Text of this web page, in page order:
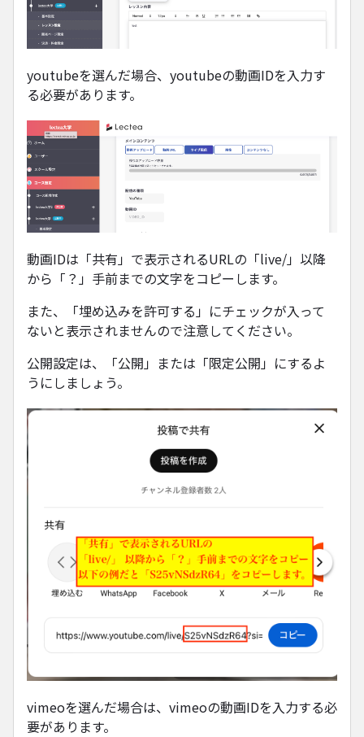
youtubeを選んだ場合、youtubeの動画IDを入力す
る必要があります。
動画IDは「共有」で表示されるURLの「live/」以降
から「？」手前までの文字をコピーします。
また、「埋め込みを許可する」にチェックが入って
ないと表示されませんので注意してください。
公開設定は、「公開」または「限定公開」にするよ
うにしましょう。
vimeoを選んだ場合は、vimeoの動画IDを入力する必
要があります。